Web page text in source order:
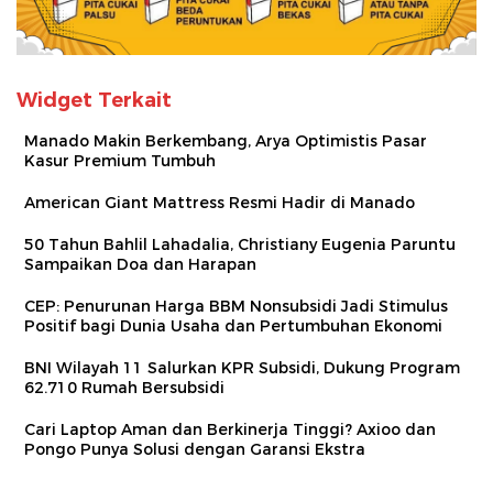
Widget Terkait
Manado Makin Berkembang, Arya Optimistis Pasar
Kasur Premium Tumbuh
American Giant Mattress Resmi Hadir di Manado
50 Tahun Bahlil Lahadalia, Christiany Eugenia Paruntu
Sampaikan Doa dan Harapan
CEP: Penurunan Harga BBM Nonsubsidi Jadi Stimulus
Positif bagi Dunia Usaha dan Pertumbuhan Ekonomi
BNI Wilayah 11 Salurkan KPR Subsidi, Dukung Program
62.710 Rumah Bersubsidi
Cari Laptop Aman dan Berkinerja Tinggi? Axioo dan
Pongo Punya Solusi dengan Garansi Ekstra